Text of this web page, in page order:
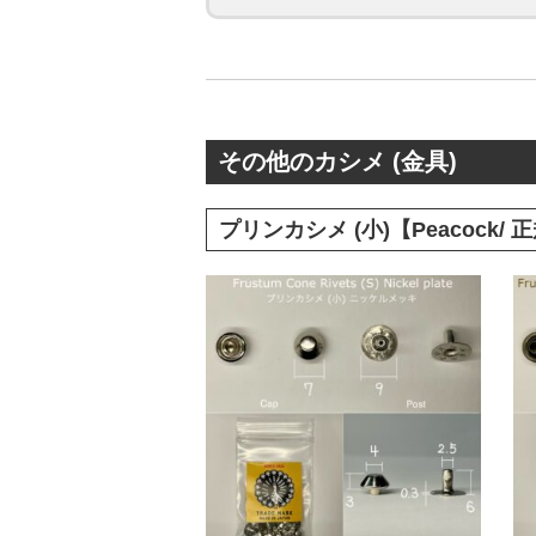
その他のカシメ (金具)
プリンカシメ (小)【Peacock/